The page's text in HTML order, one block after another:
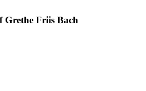
Grethe Friis Bach